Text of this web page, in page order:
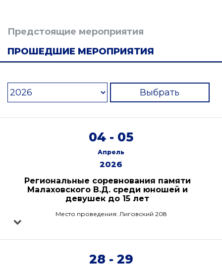
Предстоящие мероприятия
ПРОШЕДШИЕ МЕРОПРИЯТИЯ
Выбрать
04 - 05
Апрель
2026
Региональные соревнования памяти
Малаховского В.Д. среди юношей и
девушек до 15 лет
Место проведения: Лиговский 208
28 - 29